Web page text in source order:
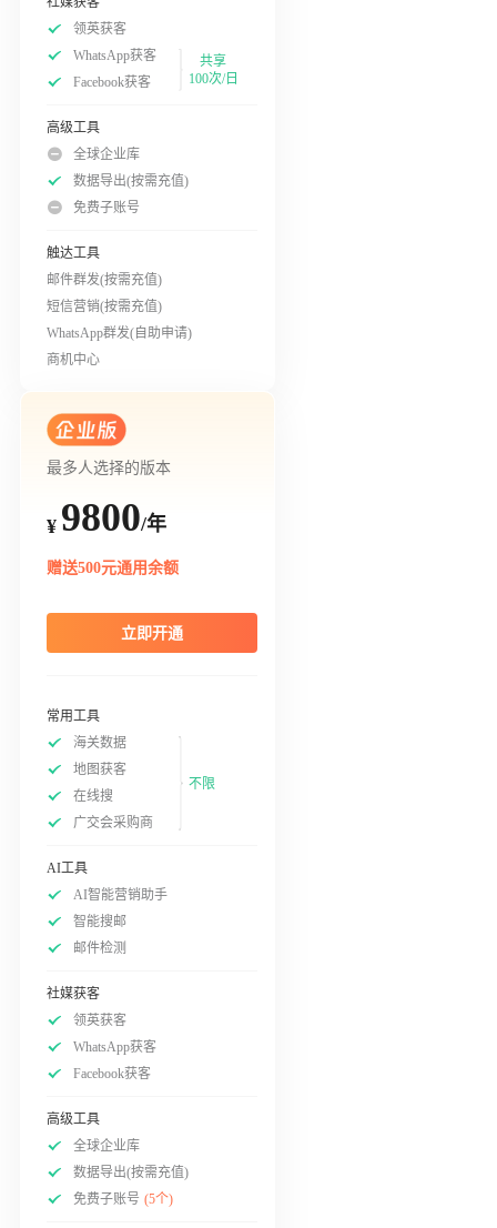
领英获客
WhatsApp获客
Facebook获客
共享
100次/日
高级工具
全球企业库
数据导出(按需充值)
免费子账号
触达工具
邮件群发(按需充值)
短信营销(按需充值)
WhatsApp群发(自助申请)
商机中心
最多人选择的版本
¥ 9800/年
赠送500元通用余额
立即开通
常用工具
海关数据
地图获客
在线搜
广交会采购商
不限
AI工具
AI智能营销助手
智能搜邮
邮件检测
社媒获客
领英获客
WhatsApp获客
Facebook获客
高级工具
全球企业库
数据导出(按需充值)
免费子账号 (5个)